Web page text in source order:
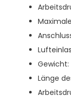
Gewicht:
Länge